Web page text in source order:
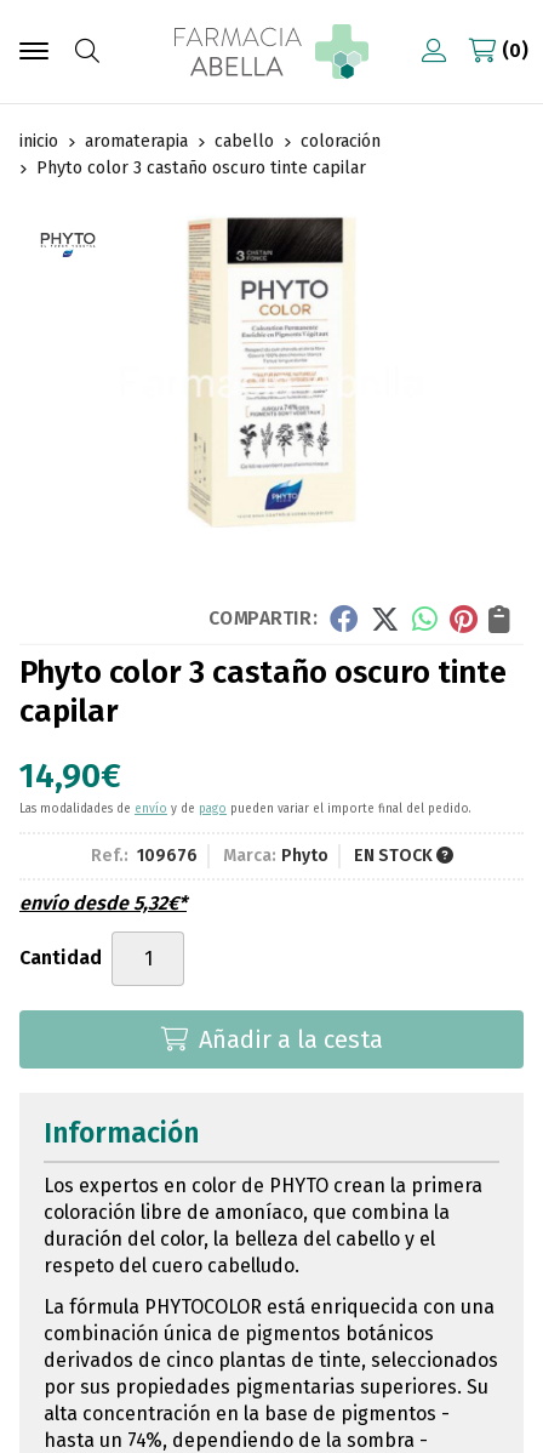
Buscar
0
inicio aromaterapia cabello
coloración
Phyto color 3 castaño oscuro tinte capilar
COMPARTIR:
Phyto color 3 castaño oscuro tinte
capilar
14,90€
Las modalidades de envío y de pago pueden variar el importe final del pedido.
Ref.: 109676 Marca: Phyto EN STOCK
envío desde5,32€*
Cantidad
Añadir a la cesta
Información
Los expertos en color de PHYTO crean la primera
coloración libre de amoníaco, que combina la
duración del color, la belleza del cabello y el
respeto del cuero cabelludo.
La fórmula PHYTOCOLOR está enriquecida con una
combinación única de pigmentos botánicos
derivados de cinco plantas de tinte, seleccionados
por sus propiedades pigmentarias superiores. Su
alta concentración en la base de pigmentos -
hasta un 74%, dependiendo de la sombra -